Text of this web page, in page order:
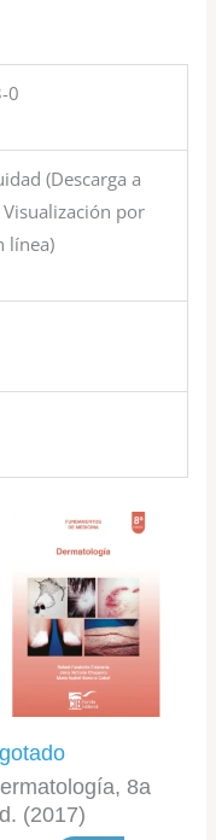
0
(Descarga a
por
línea)
8a
(2017)